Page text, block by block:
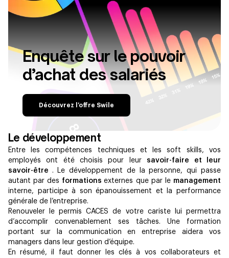
Enquête sur le pouvoir
d’achat des salariés
Découvrez l’offre Swile
Le développement
Entre les compétences techniques et les soft skills, vos
employés ont été choisis pour leur savoir-faire et leur
savoir-être . Le développement de la personne, qui passe
autant par des formationsexternes que par le management
interne, participe à son épanouissement et la performance
générale de l’entreprise.
Renouveler le permis CACES de votre cariste lui permettra
d’accomplir convenablement ses tâche​s. Une formation
portant sur la communication en entreprise aidera vos
managers dans leur gestion d’équipe.
En résumé, il faut donner les clés à vos collaborateurs et